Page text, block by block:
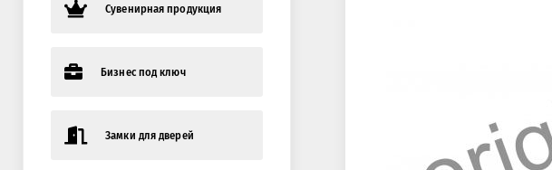
Сувенирная продукция
Бизнес под ключ
Замки для дверей